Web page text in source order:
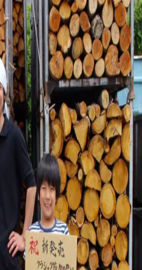
ために。
を整えております。
でお届けします。
よりご連絡ください。
電話0993-72-1894メー